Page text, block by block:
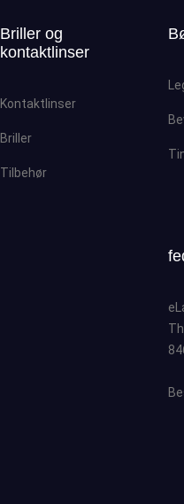
Briller og
kontaktlinser
Kontaktlinser
Briller
Tilbehør